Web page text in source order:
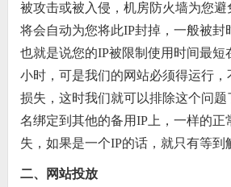
被攻击或被入侵，机房防火墙为您
将会自动为您将此IP封掉，一般被封
也就是说您的IP被限制使用时间最短
小时，可是我们的网站必须得运行，
损失，这时我们就可以排除这个问
名绑定到其他的备用IP上，一样的正
失，如果是一个IP的话，就只有等到
二、网站投放